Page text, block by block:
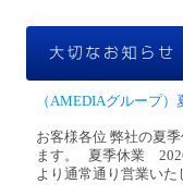
（AMEDIAグループ
お客様各位 弊社の夏
ます。 夏季休業
より通常通り営業い